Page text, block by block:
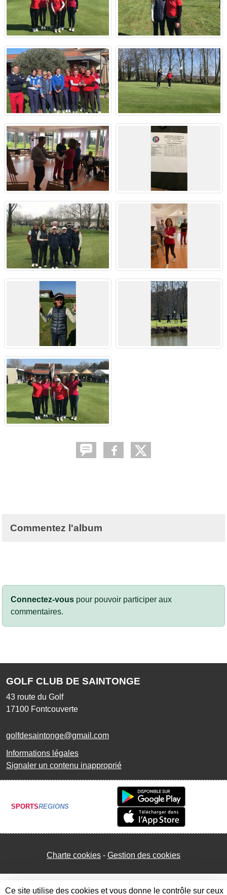
Commentez l'album
Connectez-vous pour pouvoir participer aux
commentaires.
GOLF CLUB DE SAINTONGE
43 route du Golf
17100 Fontcouverte
golfdesaintonge@gmail.com
Informations légales
Signaler un contenu inapproprié
SPORTSREGIONS
Charte cookies Gestion des cookies
Ce site utilise des cookies et vous donne le contrôle sur ceux